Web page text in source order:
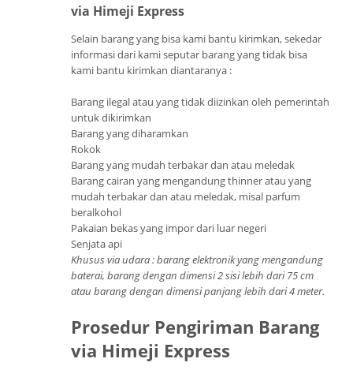
via Himeji Express
Selain barang yang bisa kami bantu kirimkan, sekedar
informasi dari kami seputar barang yang tidak bisa
kami bantu kirimkan diantaranya :
Barang ilegal atau yang tidak diizinkan oleh pemerintah
untuk dikirimkan
Barang yang diharamkan
Rokok
Barang yang mudah terbakar dan atau meledak
Barang cairan yang mengandung thinner atau yang
mudah terbakar dan atau meledak, misal parfum
beralkohol
Pakaian bekas yang impor dari luar negeri
Senjata api
Khusus via udara : barang elektronik yang mengandung
baterai, barang dengan dimensi 2 sisi lebih dari 75 cm
atau barang dengan dimensi panjang lebih dari 4 meter.
Prosedur Pengiriman Barang
via Himeji Express